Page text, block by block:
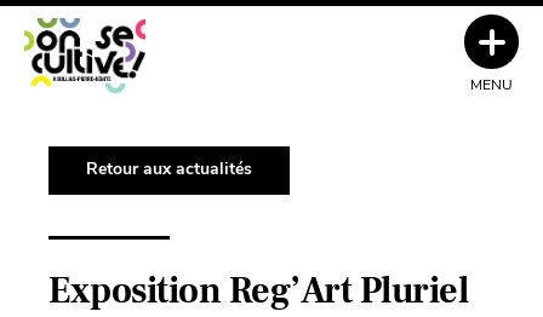
Retour aux actualités
Exposition Reg’Art Pluriel
MENU